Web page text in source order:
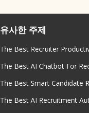
유사한 주제
The Best Recruiter
The Best AI Chatbot For
The Best Smart Candidate
The Best AI Recruitment